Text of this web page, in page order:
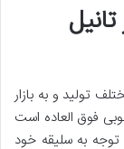
تولید و به بازار
فوق العاده است
توجه به سلیقه خود